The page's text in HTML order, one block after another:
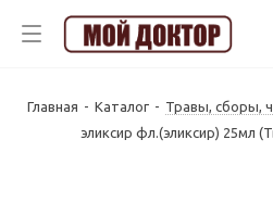
Главная - Каталог - Травы, сборы,
эликсир фл.(эликсир) 25мл